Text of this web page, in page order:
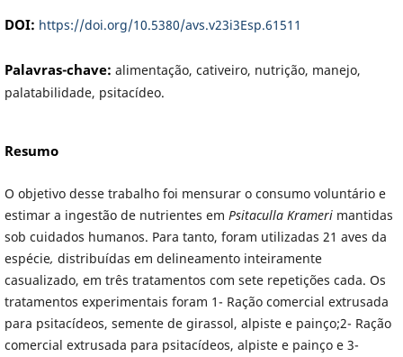
DOI: https://doi.org/10.5380/avs.v23i3Esp.61511
Palavras-chave: alimentação, cativeiro, nutrição, manejo,
palatabilidade, psitacídeo.
Resumo
O objetivo desse trabalho foi mensurar o consumo voluntário e
estimar a ingestão de nutrientes em Psitaculla Kramerimantidas
sob cuidados humanos. Para tanto, foram utilizadas 21 aves da
espécie, distribuídas em delineamento inteiramente
casualizado, em três tratamentos com sete repetições cada. Os
tratamentos experimentais foram 1- Ração comercial extrusada
para psitacídeos, semente de girassol, alpiste e painço;2- Ração
comercial extrusada para psitacídeos, alpiste e painço e 3-